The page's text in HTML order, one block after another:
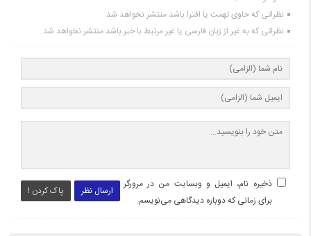
نظراتی که حاوی تهمت یا افترا باشد منتشر نخواهد شد.
نظراتی که به غیر از زبان فارسی یا غیر مرتبط با خبر باشد منتشر نخواهد شد.
ارسال نظر پاک کردن !
ذخیره نام، ایمیل و وبسایت من در مرورگر
برای زمانی که دوباره دیدگاهی می‌نویسم.